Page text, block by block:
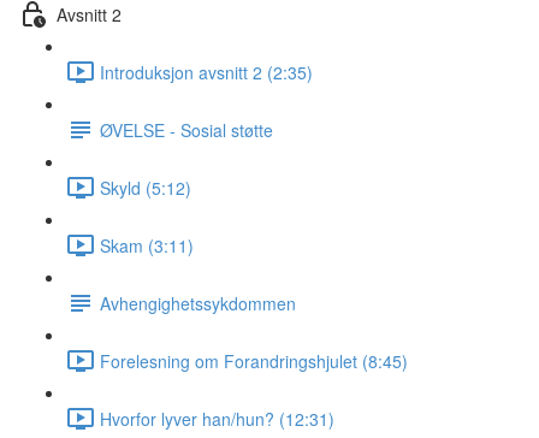
Avsnitt 2
Introduksjon avsnitt 2 (2:35)
ØVELSE - Sosial støtte
Skyld (5:12)
Skam (3:11)
Avhengighetssykdommen
Forelesning om Forandringshjulet (8:45)
Hvorfor lyver han/hun? (12:31)